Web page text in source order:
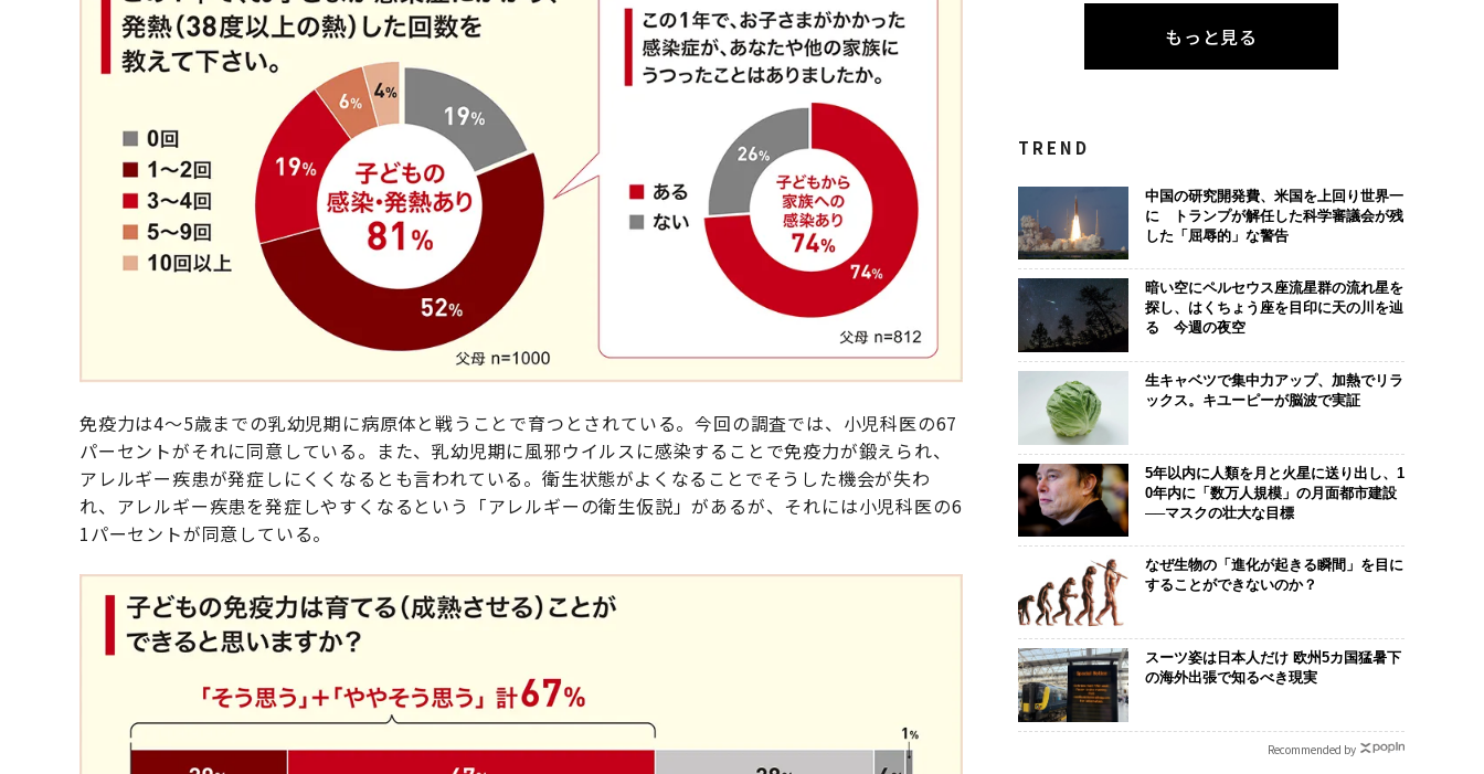
免疫力は4〜5歳までの乳幼児期に病原体と戦うことで育つとされている。今回の調査では、小児科医の67
パーセントがそれに同意している。また、乳幼児期に風邪ウイルスに感染することで免疫力が鍛えられ、
アレルギー疾患が発症しにくくなるとも言われている。衛生状態がよくなることでそうした機会が失わ
れ、アレルギー疾患を発症しやすくなるという「アレルギーの衛生仮説」があるが、それには小児科医の6
1パーセントが同意している。
もっと見る
TREND
中国の研究開発費、米国を上回り世界一
に トランプが解任した科学審議会が残
した「屈辱的」な警告
暗い空にペルセウス座流星群の流れ星を
探し、はくちょう座を目印に天の川を辿
る 今週の夜空
生キャベツで集中力アップ、加熱でリラ
ックス。キユーピーが脳波で実証
5年以内に人類を月と火星に送り出し、1
0年内に「数万人規模」の月面都市建設
──マスクの壮大な目標
なぜ生物の「進化が起きる瞬間」を目に
することができないのか？
スーツ姿は日本人だけ 欧州5カ国猛暑下
の海外出張で知るべき現実
Recommended by